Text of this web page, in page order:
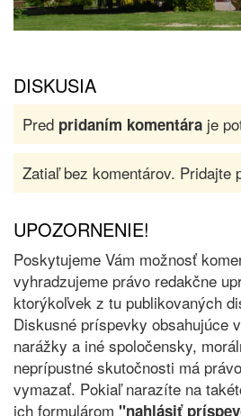
DISKUSIA
Pred pridaním komentára je
Zatiaľ bez komentárov. Pridajte
UPOZORNENIE!
Poskytujeme Vám možnosť
vyhradzujeme právo redakčne
ktorýkoľvek z tu publikovaných
Diskusné príspevky obsahujúce
narážky a iné spoločensky,
neprípustné skutočnosti má
vymazať. Pokiaľ narazíte na
ich formulárom "nahlásiť